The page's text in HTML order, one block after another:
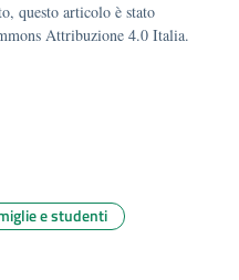
questo articolo è stato
Attribuzione 4.0 Italia.
e studenti